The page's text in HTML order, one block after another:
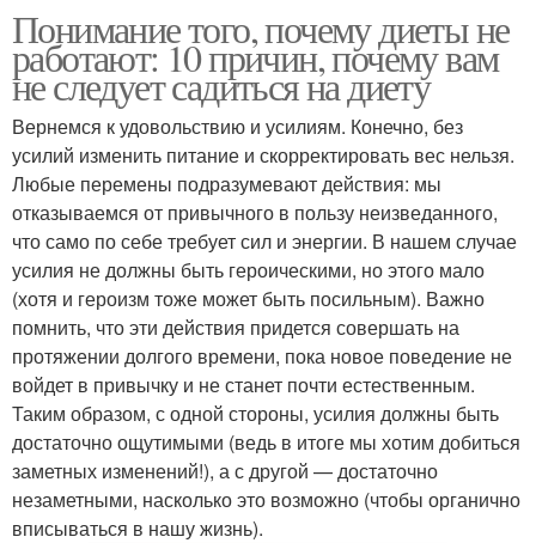
Понимание того, почему диеты не
работают: 10 причин, почему вам
не следует садиться на диету
Вернемся к удовольствию и усилиям. Конечно, без
усилий изменить питание и скорректировать вес нельзя.
Любые перемены подразумевают действия: мы
отказываемся от привычного в пользу неизведанного,
что само по себе требует сил и энергии. В нашем случае
усилия не должны быть героическими, но этого мало
(хотя и героизм тоже может быть посильным). Важно
помнить, что эти действия придется совершать на
протяжении долгого времени, пока новое поведение не
войдет в привычку и не станет почти естественным.
Таким образом, с одной стороны, усилия должны быть
достаточно ощутимыми (ведь в итоге мы хотим добиться
заметных изменений!), а с другой — достаточно
незаметными, насколько это возможно (чтобы органично
вписываться в нашу жизнь).